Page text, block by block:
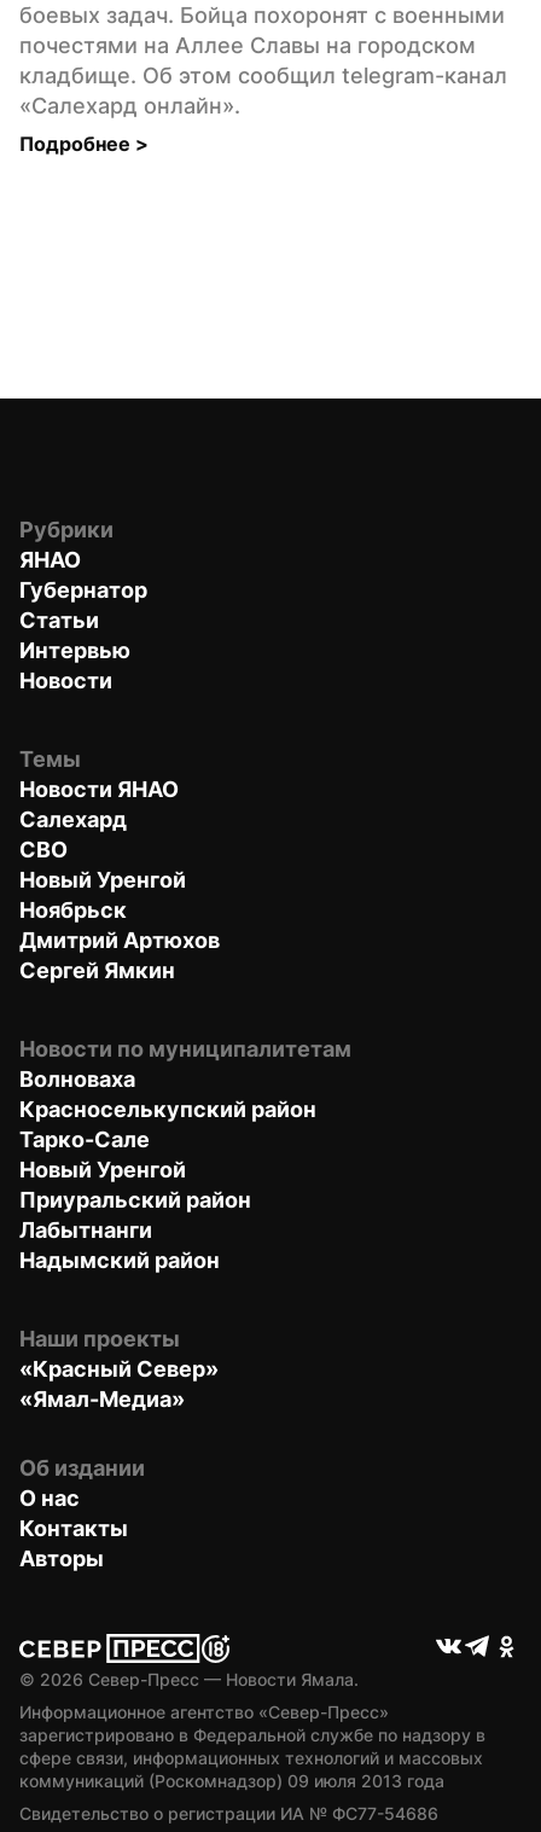
боевых задач. Бойца похоронят с военными
почестями на Аллее Славы на городском
кладбище. Об этом сообщил telegram-канал
«Салехард онлайн».
Подробнее >
Рубрики
ЯНАО
Губернатор
Статьи
Интервью
Новости
Темы
Новости ЯНАО
Салехард
СВО
Новый Уренгой
Ноябрьск
Дмитрий Артюхов
Сергей Ямкин
Новости по муниципалитетам
Волноваха
Красноселькупский район
Тарко-Сале
Новый Уренгой
Приуральский район
Лабытнанги
Надымский район
Наши проекты
«Красный Север»
«Ямал-Медиа»
Об издании
О нас
Контакты
Авторы
© 2026 Север-Пресс — Новости Ямала.
Информационное агентство «Север-Пресс»
зарегистрировано в Федеральной службе по надзору в
сфере связи, информационных технологий и массовых
коммуникаций (Роскомнадзор) 09 июля 2013 года
Свидетельство о регистрации ИА № ФС77-54686